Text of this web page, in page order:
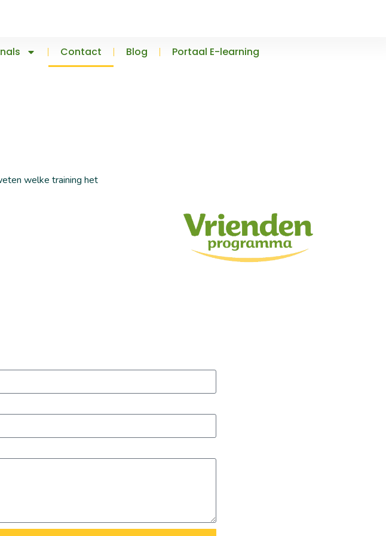
Contact Blog Portaal E-learning
welke training het